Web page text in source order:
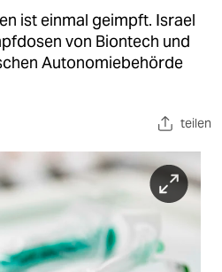
ist einmal geimpft. Israel
von Biontech und
Autonomiebehörde
teilen